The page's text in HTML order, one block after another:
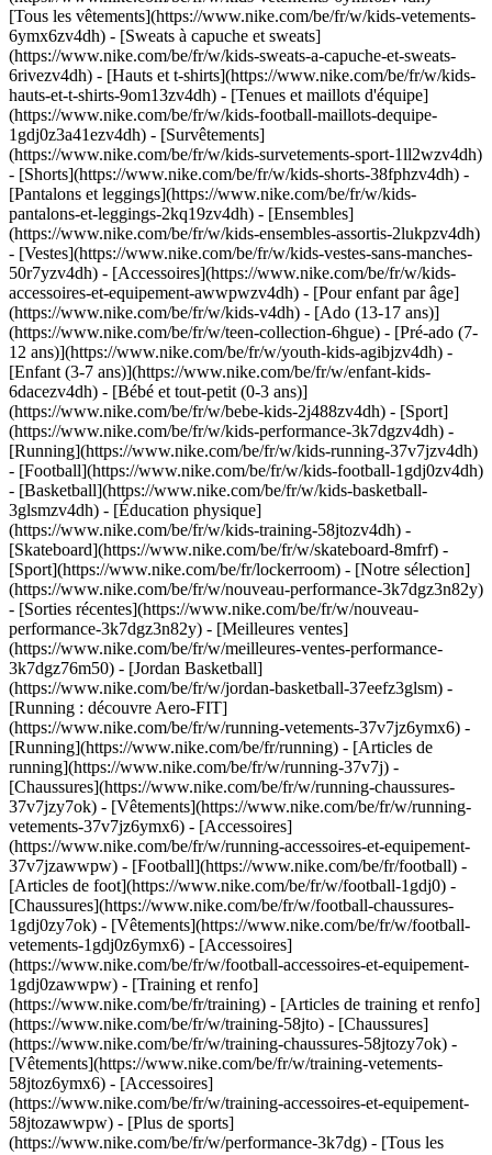
[Tous les vêtements](https://www.nike.com/be/fr/w/kids-vetements-
6ymx6zv4dh) - [Sweats à capuche et sweats]
(https://www.nike.com/be/fr/w/kids-sweats-a-capuche-et-sweats-
6rivezv4dh) - [Hauts et t-shirts](https://www.nike.com/be/fr/w/kids-
hauts-et-t-shirts-9om13zv4dh) - [Tenues et maillots d'équipe]
(https://www.nike.com/be/fr/w/kids-football-maillots-dequipe-
1gdj0z3a41ezv4dh) - [Survêtements]
(https://www.nike.com/be/fr/w/kids-survetements-sport-1ll2wzv4dh)
- [Shorts](https://www.nike.com/be/fr/w/kids-shorts-38fphzv4dh) -
[Pantalons et leggings](https://www.nike.com/be/fr/w/kids-
pantalons-et-leggings-2kq19zv4dh) - [Ensembles]
(https://www.nike.com/be/fr/w/kids-ensembles-assortis-2lukpzv4dh)
- [Vestes](https://www.nike.com/be/fr/w/kids-vestes-sans-manches-
50r7yzv4dh) - [Accessoires](https://www.nike.com/be/fr/w/kids-
accessoires-et-equipement-awwpwzv4dh) - [Pour enfant par âge]
(https://www.nike.com/be/fr/w/kids-v4dh) - [Ado (13-17 ans)]
(https://www.nike.com/be/fr/w/teen-collection-6hgue) - [Pré-ado (7-
12 ans)](https://www.nike.com/be/fr/w/youth-kids-agibjzv4dh) -
[Enfant (3-7 ans)](https://www.nike.com/be/fr/w/enfant-kids-
6dacezv4dh) - [Bébé et tout-petit (0-3 ans)]
(https://www.nike.com/be/fr/w/bebe-kids-2j488zv4dh) - [Sport]
(https://www.nike.com/be/fr/w/kids-performance-3k7dgzv4dh) -
[Running](https://www.nike.com/be/fr/w/kids-running-37v7jzv4dh)
- [Football](https://www.nike.com/be/fr/w/kids-football-1gdj0zv4dh)
- [Basketball](https://www.nike.com/be/fr/w/kids-basketball-
3glsmzv4dh) - [Éducation physique]
(https://www.nike.com/be/fr/w/kids-training-58jtozv4dh) -
[Skateboard](https://www.nike.com/be/fr/w/skateboard-8mfrf) -
[Sport](https://www.nike.com/be/fr/lockerroom) - [Notre sélection]
(https://www.nike.com/be/fr/w/nouveau-performance-3k7dgz3n82y)
- [Sorties récentes](https://www.nike.com/be/fr/w/nouveau-
performance-3k7dgz3n82y) - [Meilleures ventes]
(https://www.nike.com/be/fr/w/meilleures-ventes-performance-
3k7dgz76m50) - [Jordan Basketball]
(https://www.nike.com/be/fr/w/jordan-basketball-37eefz3glsm) -
[Running : découvre Aero-FIT]
(https://www.nike.com/be/fr/w/running-vetements-37v7jz6ymx6) -
[Running](https://www.nike.com/be/fr/running) - [Articles de
running](https://www.nike.com/be/fr/w/running-37v7j) -
[Chaussures](https://www.nike.com/be/fr/w/running-chaussures-
37v7jzy7ok) - [Vêtements](https://www.nike.com/be/fr/w/running-
vetements-37v7jz6ymx6) - [Accessoires]
(https://www.nike.com/be/fr/w/running-accessoires-et-equipement-
37v7jzawwpw) - [Football](https://www.nike.com/be/fr/football) -
[Articles de foot](https://www.nike.com/be/fr/w/football-1gdj0) -
[Chaussures](https://www.nike.com/be/fr/w/football-chaussures-
1gdj0zy7ok) - [Vêtements](https://www.nike.com/be/fr/w/football-
vetements-1gdj0z6ymx6) - [Accessoires]
(https://www.nike.com/be/fr/w/football-accessoires-et-equipement-
1gdj0zawwpw) - [Training et renfo]
(https://www.nike.com/be/fr/training) - [Articles de training et renfo]
(https://www.nike.com/be/fr/w/training-58jto) - [Chaussures]
(https://www.nike.com/be/fr/w/training-chaussures-58jtozy7ok) -
[Vêtements](https://www.nike.com/be/fr/w/training-vetements-
58jtoz6ymx6) - [Accessoires]
(https://www.nike.com/be/fr/w/training-accessoires-et-equipement-
58jtozawwpw) - [Plus de sports]
(https://www.nike.com/be/fr/w/performance-3k7dg) - [Tous les